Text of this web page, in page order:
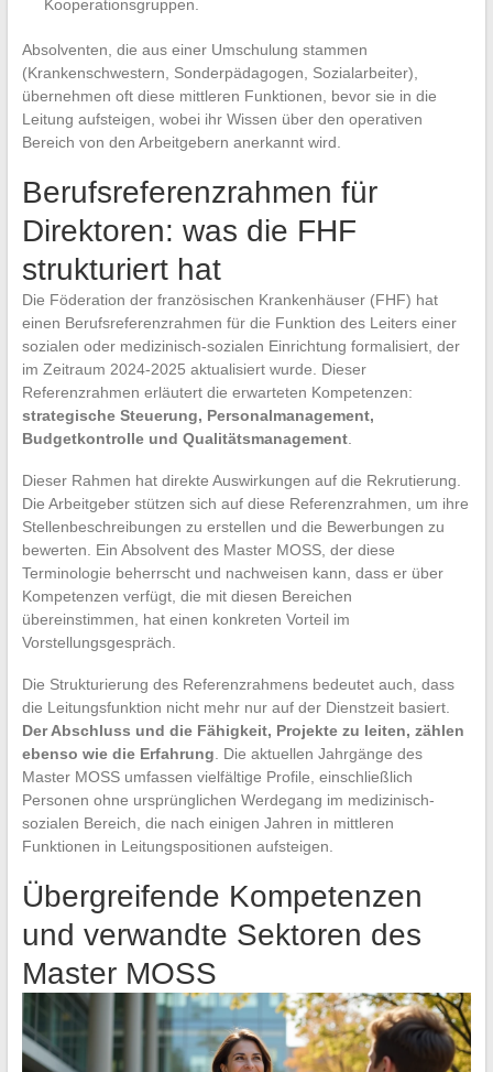
Kooperationsgruppen.
Absolventen, die aus einer Umschulung stammen
(Krankenschwestern, Sonderpädagogen, Sozialarbeiter),
übernehmen oft diese mittleren Funktionen, bevor sie in die
Leitung aufsteigen, wobei ihr Wissen über den operativen
Bereich von den Arbeitgebern anerkannt wird.
Berufsreferenzrahmen für
Direktoren: was die FHF
strukturiert hat
Die Föderation der französischen Krankenhäuser (FHF) hat
einen Berufsreferenzrahmen für die Funktion des Leiters einer
sozialen oder medizinisch-sozialen Einrichtung formalisiert, der
im Zeitraum 2024-2025 aktualisiert wurde. Dieser
Referenzrahmen erläutert die erwarteten Kompetenzen:
strategische Steuerung, Personalmanagement,
Budgetkontrolle und Qualitätsmanagement.
Dieser Rahmen hat direkte Auswirkungen auf die Rekrutierung.
Die Arbeitgeber stützen sich auf diese Referenzrahmen, um ihre
Stellenbeschreibungen zu erstellen und die Bewerbungen zu
bewerten. Ein Absolvent des Master MOSS, der diese
Terminologie beherrscht und nachweisen kann, dass er über
Kompetenzen verfügt, die mit diesen Bereichen
übereinstimmen, hat einen konkreten Vorteil im
Vorstellungsgespräch.
Die Strukturierung des Referenzrahmens bedeutet auch, dass
die Leitungsfunktion nicht mehr nur auf der Dienstzeit basiert.
Der Abschluss und die Fähigkeit, Projekte zu leiten, zählen
ebenso wie die Erfahrung . Die aktuellen Jahrgänge des
Master MOSS umfassen vielfältige Profile, einschließlich
Personen ohne ursprünglichen Werdegang im medizinisch-
sozialen Bereich, die nach einigen Jahren in mittleren
Funktionen in Leitungspositionen aufsteigen.
Übergreifende Kompetenzen
und verwandte Sektoren des
Master MOSS